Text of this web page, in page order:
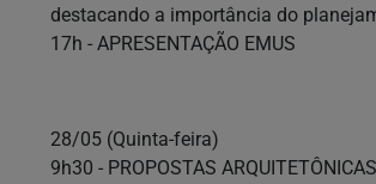
destacando a importância do
17h - APRESENTAÇÃO EMUS
28/05 (Quinta-feira)
9h30 - PROPOSTAS